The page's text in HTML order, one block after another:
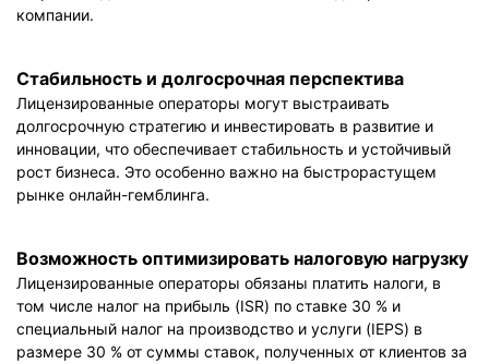
компании.
Стабильность и долгосрочная перспектива
Лицензированные операторы могут выстраивать
долгосрочную стратегию и инвестировать в развитие и
инновации, что обеспечивает стабильность и устойчивый
рост бизнеса. Это особенно важно на быстрорастущем
рынке онлайн-гемблинга.
Возможность оптимизировать налоговую нагрузку
Лицензированные операторы обязаны платить налоги, в
том числе налог на прибыль (ISR) по ставке 30 % и
специальный налог на производство и услуги (IEPS) в
размере 30 % от суммы ставок, полученных от клиентов за